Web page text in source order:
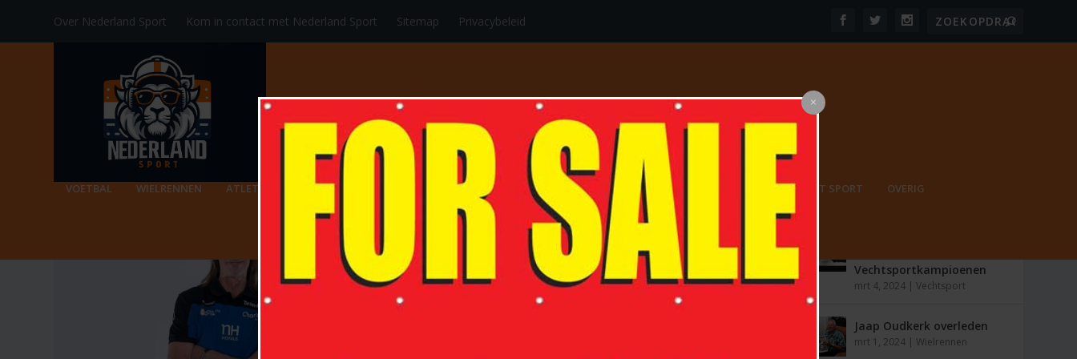
Over Nederland Sport Kom in contact met Nederland Sport Sitemap Privacybeleid
VOETBAL WIELRENNEN ATLETIEK RACKETSPORT AUTO/MOTORSPORT SCHAATSEN/SKEELEREN ONBEPERKT SPORT OVERIG
TAG:STAFFAN OLSSON
Vechtsportkampioenen
mrt 4, 2024 |Vechtsport
Jaap Oudkerk overleden
mrt 1, 2024 Wielrennen